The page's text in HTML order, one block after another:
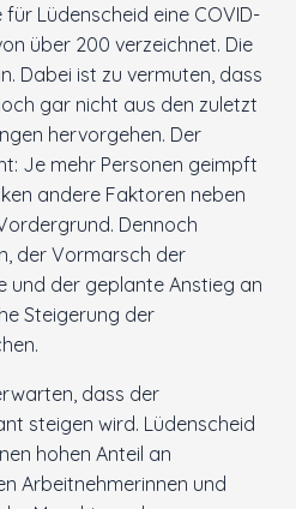
Lüdenscheid eine COVID-
über 200 verzeichnet. Die
Dabei ist zu vermuten, dass
gar nicht aus den zuletzt
hervorgehen. Der
Je mehr Personen geimpft
andere Faktoren neben
Dennoch
der Vormarsch der
und der geplante Anstieg an
Steigerung der
dass der
steigen wird. Lüdenscheid
hohen Anteil an
Arbeitnehmerinnen und